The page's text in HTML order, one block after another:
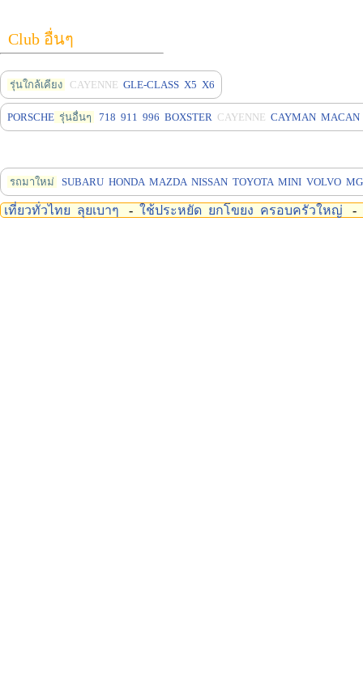
Club อื่นๆ
รุ่นใกล้เคียง CAYENNE GLE-CLASS X5 X6
PORSCHE รุ่นอื่นๆ 718 911 996 BOXSTER CAYENNE CAYMAN MACAN
รถมาใหม่ SUBARU HONDA MAZDA NISSAN TOYOTA MINI VOLVO MG
เที่ยวทั่วไทย ลุยเบาๆ - ใช้ประหยัด ยกโขยง ครอบครัวใหญ่ -